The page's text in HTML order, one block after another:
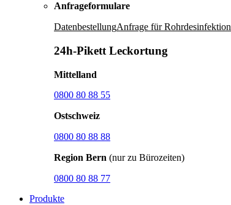
Anfrageformulare
DatenbestellungAnfrage für Rohrdesinfektion
24h-Pikett Leckortung
Mittelland
0800 80 88 55
Ostschweiz
0800 80 88 88
Region Bern (nur zu Bürozeiten)
0800 80 88 77
Produkte